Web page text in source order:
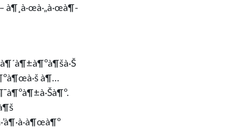
à¶¸à·œà·„à·œà¶­
à¶…